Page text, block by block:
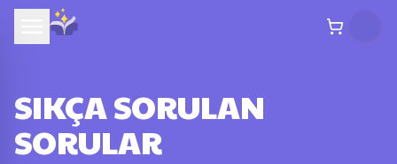
SIKÇA SORULAN
SORULAR